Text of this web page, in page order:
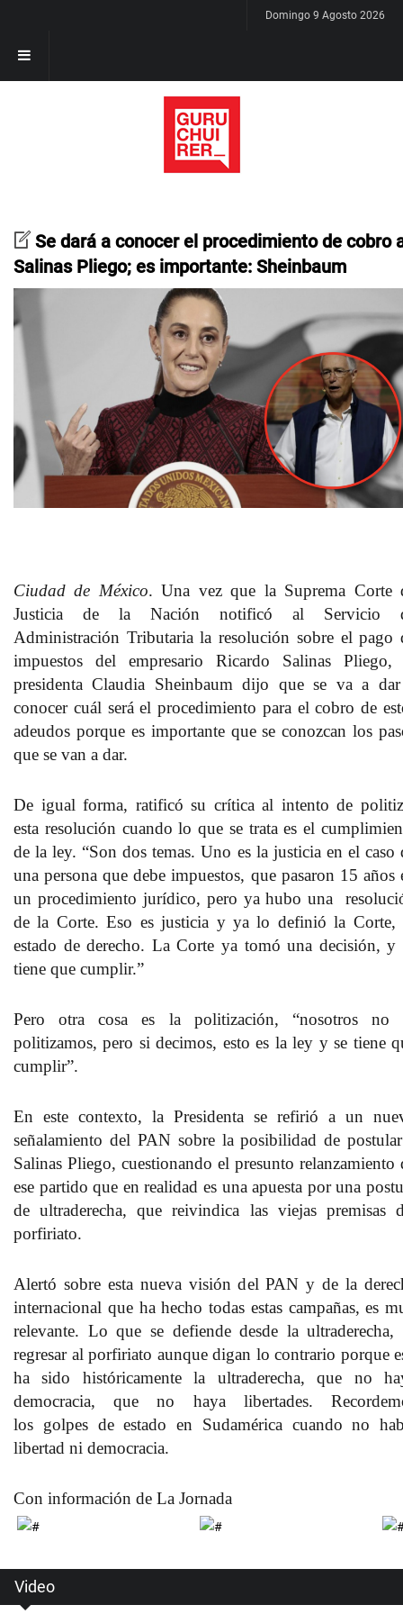
Domingo 9 Agosto 2026
Se dará a conocer el procedimiento de cobro
Salinas Pliego; es importante: Sheinbaum
Ciudad de México. Una vez que la Suprema Corte
Justicia de la Nación notificó al Servicio
Administración Tributaria la resolución sobre el pago
impuestos del empresario Ricardo Salinas Pliego,
presidenta Claudia Sheinbaum dijo que se va a
conocer cuál será el procedimiento para el cobro de
adeudos porque es importante que se conozcan los
que se van a dar.
De igual forma, ratificó su crítica al intento de
esta resolución cuando lo que se trata es el
de la ley. “Son dos temas. Uno es la justicia en el caso
una persona que debe impuestos, que pasaron 15 años
un procedimiento jurídico, pero ya hubo una
de la Corte. Eso es justicia y ya lo definió la Corte,
estado de derecho. La Corte ya tomó una decisión, y
tiene que cumplir.”
Pero otra cosa es la politización, “nosotros no
politizamos, pero si decimos, esto es la ley y se tiene
cumplir”.
En este contexto, la Presidenta se refirió a un
señalamiento del PAN sobre la posibilidad de
Salinas Pliego, cuestionando el presunto relanzamiento
ese partido que en realidad es una apuesta por una
de ultraderecha, que reivindica las viejas premisas
porfiriato.
Alertó sobre esta nueva visión del PAN y de la
internacional que ha hecho todas estas campañas, es
relevante. Lo que se defiende desde la ultraderecha,
regresar al porfiriato aunque digan lo contrario porque
ha sido históricamente la ultraderecha, que no
democracia, que no haya libertades.
los golpes de estado en Sudamérica cuando no
libertad ni democracia.
Con información de La Jornada
Video